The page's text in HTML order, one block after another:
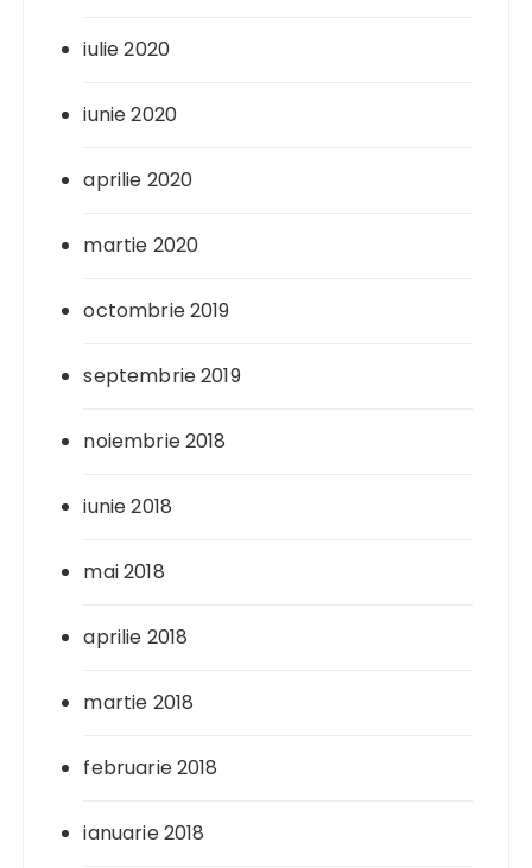
iulie 2020
iunie 2020
aprilie 2020
martie 2020
octombrie 2019
septembrie 2019
noiembrie 2018
iunie 2018
mai 2018
aprilie 2018
martie 2018
februarie 2018
ianuarie 2018